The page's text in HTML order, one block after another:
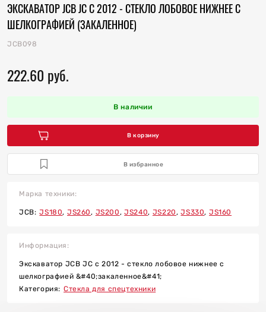
гидроцилиндры
ЭКСКАВАТОР JCB JC C 2012 - СТЕКЛО ЛОБОВОЕ НИЖНЕЕ С
ШЕЛКОГРАФИЕЙ (ЗАКАЛЕННОЕ)
JCB098
222.60 руб.
В наличии
В корзину
В избранное
Марка техники:
JCB: JS180 JS260 JS200 JS240 JS220 JS330 JS160
Информация:
Экскаватор JCB JC c 2012 - стекло лобовое нижнее с
шелкографией &#40;закаленное&#41;
Категория: Стекла для спецтехники